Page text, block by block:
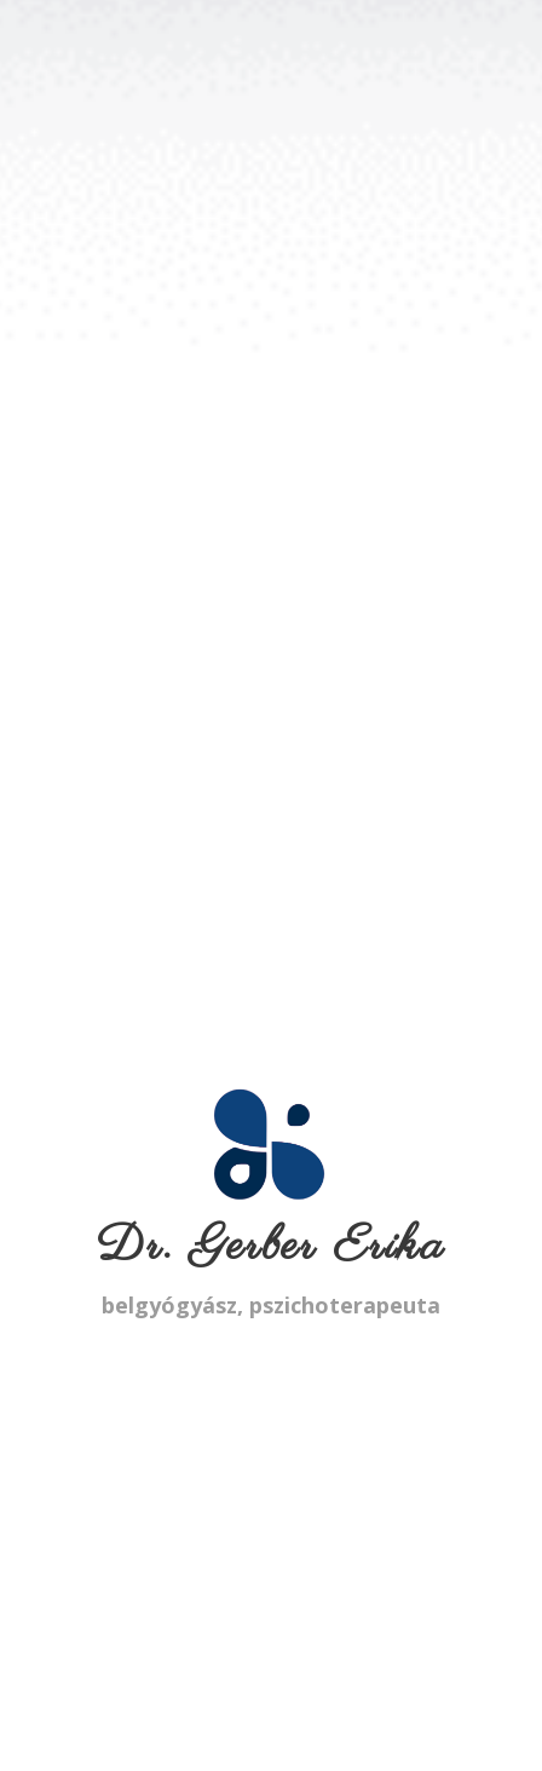
Dr. Gerber Erika
belgyógyász, pszichoterapeuta